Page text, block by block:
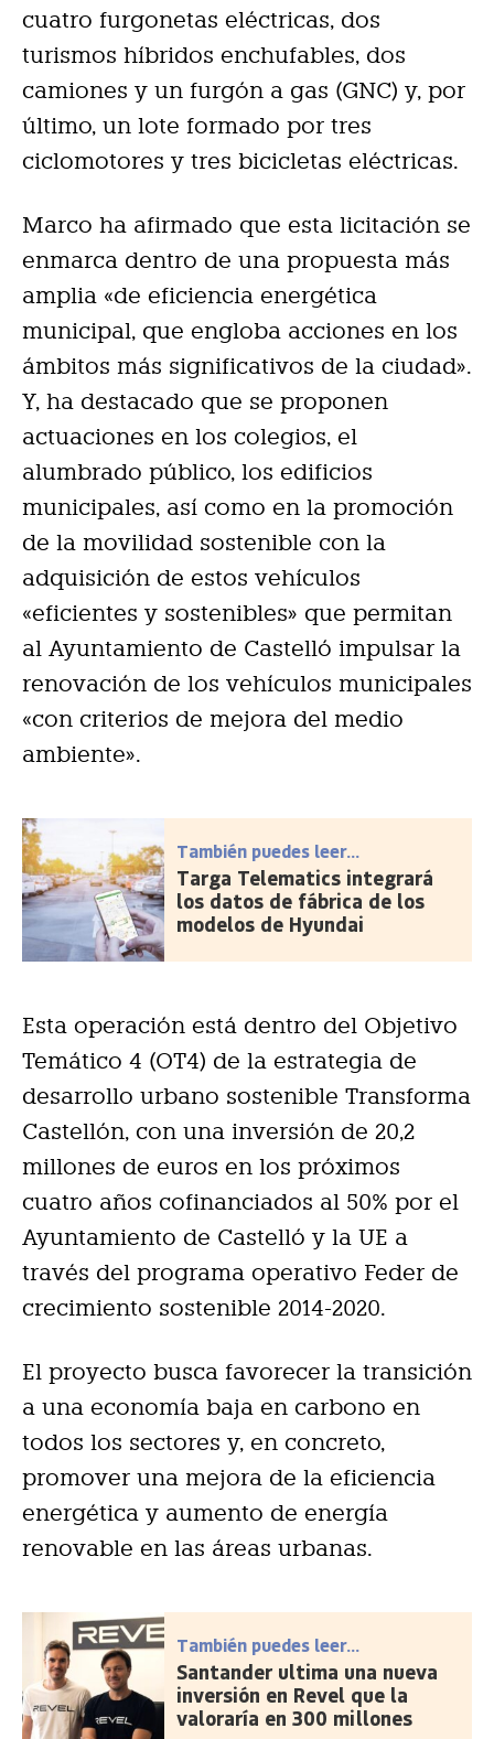
cuatro furgonetas eléctricas, dos
turismos híbridos enchufables, dos
camiones y un furgón a gas (GNC) y, por
último, un lote formado por tres
ciclomotores y tres bicicletas eléctricas.
Marco ha afirmado que esta licitación se
enmarca dentro de una propuesta más
amplia «de eficiencia energética
municipal, que engloba acciones en los
ámbitos más significativos de la ciudad».
Y, ha destacado que se proponen
actuaciones en los colegios, el
alumbrado público, los edificios
municipales, así como en la promoción
de la movilidad sostenible con la
adquisición de estos vehículos
«eficientes y sostenibles» que permitan
al Ayuntamiento de Castelló impulsar la
renovación de los vehículos municipales
«con criterios de mejora del medio
ambiente».
También puedes leer...
Targa Telematics integrará
los datos de fábrica de los
modelos de Hyundai
Esta operación está dentro del Objetivo
Temático 4 (OT4) de la estrategia de
desarrollo urbano sostenible Transforma
Castellón, con una inversión de 20,2
millones de euros en los próximos
cuatro años cofinanciados al 50% por el
Ayuntamiento de Castelló y la UE a
través del programa operativo Feder de
crecimiento sostenible 2014-2020.
El proyecto busca favorecer la transición
a una economía baja en carbono en
todos los sectores y, en concreto,
promover una mejora de la eficiencia
energética y aumento de energía
renovable en las áreas urbanas.
También puedes leer...
Santander ultima una nueva
inversión en Revel que la
valoraría en 300 millones